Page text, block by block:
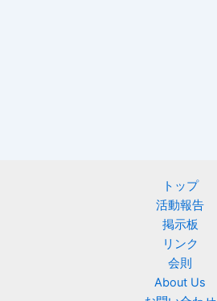
トップ
活動報告
掲示板
リンク
会則
About Us